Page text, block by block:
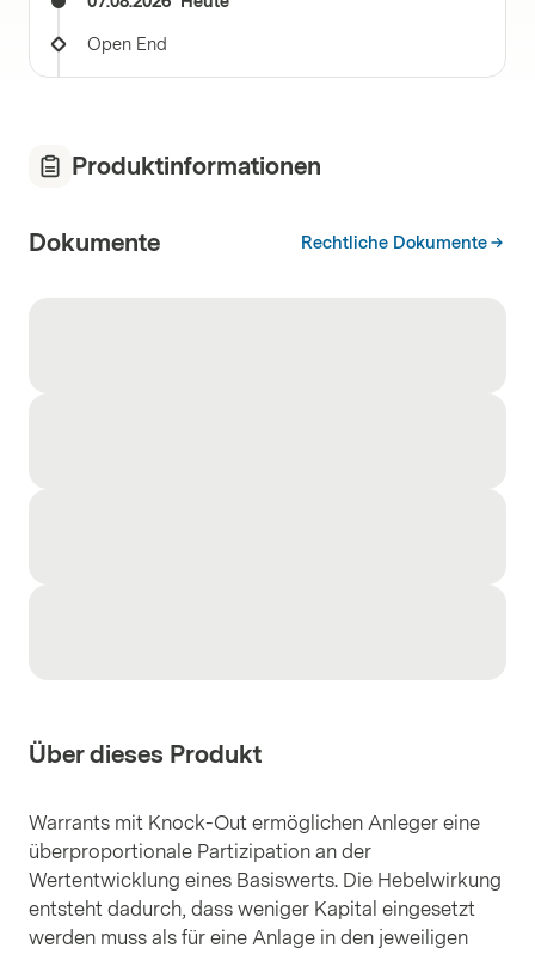
Open End
Produktinformationen
Dokumente Rechtliche Dokumente
Über dieses Produkt
Warrants mit Knock-Out ermöglichen Anleger eine
überproportionale Partizipation an der
Wertentwicklung eines Basiswerts. Die Hebelwirkung
entsteht dadurch, dass weniger Kapital eingesetzt
werden muss als für eine Anlage in den jeweiligen